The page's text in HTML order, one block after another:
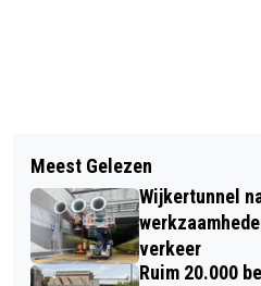
ALKMAARSE
OVER
TEXTIEL RACE
OPEN DAG IN DE
KAESKOPPENSTAD
Meest Gelezen
Wijkertunnel
verkeer
Ruim 20.000